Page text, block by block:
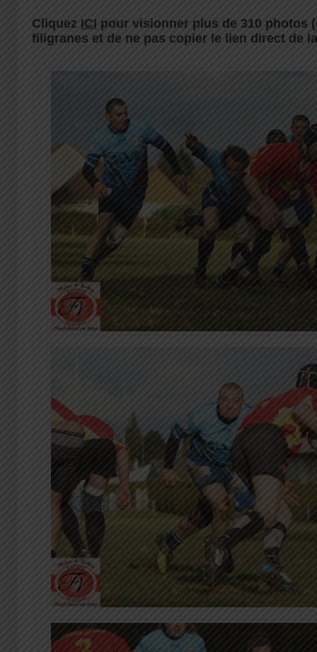
Cliquez ICI pour visionner plus de 310 photos
filigranes et de ne pas copier le lien direct de